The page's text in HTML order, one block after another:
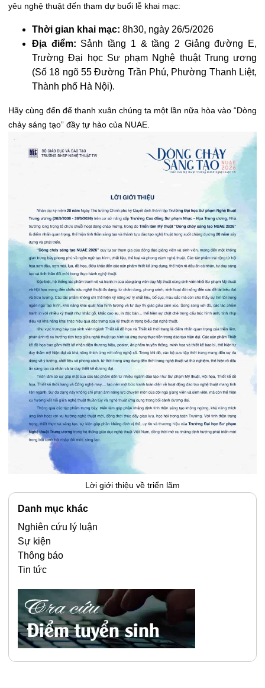
yêu nghệ thuật đến tham dự buổi lễ khai mạc:
Thời gian khai mạc: 8h30, ngày 26/5/2026
Địa điểm: Sảnh tầng 1 & tầng 2 Giảng đường E,
Trường Đại học Sư phạm Nghệ thuật Trung ương
(Số 18 ngõ 55 Đường Trần Phú, Phường Thanh Liệt,
Thành phố Hà Nội).
Hãy cùng đến để thanh xuân chúng ta một lần nữa hòa vào “Dòng
chảy sáng tạo” đầy tự hào của NUAE.
Lời giới thiệu về triển lãm
Danh mục khác
Nghiên cứu lý luận
Sự kiện
Thông báo
Tin tức